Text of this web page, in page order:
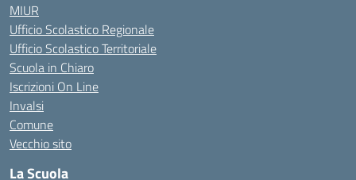
MIUR
Ufficio Scolastico Regionale
Ufficio Scolastico Territoriale
Scuola in Chiaro
Iscrizioni On Line
Invalsi
Comune
Vecchio sito
La Scuola